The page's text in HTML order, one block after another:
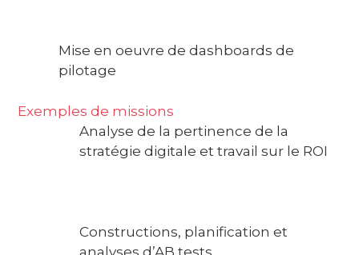
Mise en oeuvre de dashboards de
pilotage
Exemples de missions
Analyse de la pertinence de la
stratégie digitale et travail sur le ROI
Constructions, planification et
analyses d’AB tests